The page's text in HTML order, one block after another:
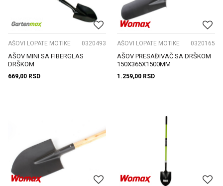
AŠOVI LOPATE MOTIKE 0320493
AŠOV MINI SA FIBERGLAS
DRŠKOM
669,00 RSD
AŠOVI LOPATE MOTIKE 0320165
AŠOV PRESAĐIVAČ SA DRŠKOM
150X365X1500MM
1.259,00 RSD